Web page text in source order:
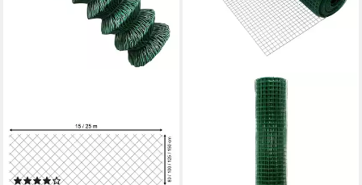
Maschendraht 80 - 150 cm /
15 - 25 m Länge Gartenzaun
Zaun 2 Farben
(7)